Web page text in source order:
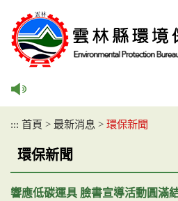
::: 首頁 > 最新消息 > 環保新聞
環保新聞
響應低碳運具 臉書宣導活動圓滿